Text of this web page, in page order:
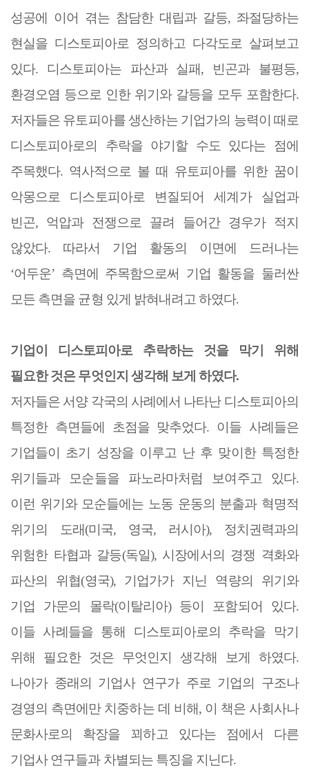
성공에 이어 겪는 참담한 대립과 갈등, 좌절당하는
현실을 디스토피아로 정의하고 다각도로 살펴보고
있다. 디스토피아는 파산과 실패, 빈곤과 불평등,
환경오염 등으로 인한 위기와 갈등을 모두 포함한다.
저자들은 유토피아를 생산하는 기업가의 능력이 때로
디스토피아로의 추락을 야기할 수도 있다는 점에
주목했다. 역사적으로 볼 때 유토피아를 위한 꿈이
악몽으로 디스토피아로 변질되어 세계가 실업과
빈곤, 억압과 전쟁으로 끌려 들어간 경우가 적지
않았다. 따라서 기업 활동의 이면에 드러나는
‘어두운’ 측면에 주목함으로써 기업 활동을 둘러싼
모든 측면을 균형 있게 밝혀내려고 하였다.
기업이 디스토피아로 추락하는 것을 막기 위해
필요한 것은 무엇인지 생각해 보게 하였다.
저자들은 서양 각국의 사례에서 나타난 디스토피아의
특정한 측면들에 초점을 맞추었다. 이들 사례들은
기업들이 초기 성장을 이루고 난 후 맞이한 특정한
위기들과 모순들을 파노라마처럼 보여주고 있다.
이런 위기와 모순들에는 노동 운동의 분출과 혁명적
위기의 도래(미국, 영국, 러시아), 정치권력과의
위험한 타협과 갈등(독일), 시장에서의 경쟁 격화와
파산의 위협(영국), 기업가가 지닌 역량의 위기와
기업 가문의 몰락(이탈리아) 등이 포함되어 있다.
이들 사례들을 통해 디스토피아로의 추락을 막기
위해 필요한 것은 무엇인지 생각해 보게 하였다.
나아가 종래의 기업사 연구가 주로 기업의 구조나
경영의 측면에만 치중하는 데 비해, 이 책은 사회사나
문화사로의 확장을 꾀하고 있다는 점에서 다른
기업사 연구들과 차별되는 특징을 지닌다.